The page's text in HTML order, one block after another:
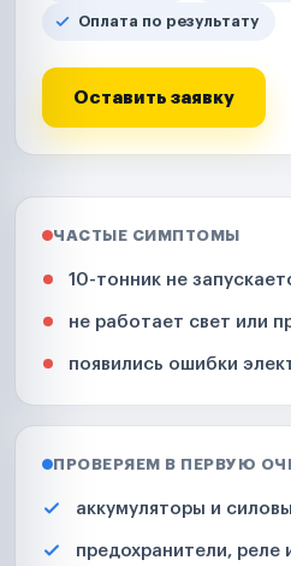
Оплата по результату
Оставить заявку
ЧАСТЫЕ СИМПТОМЫ
10-тонник не
не работает свет или
появились ошибки
ПРОВЕРЯЕМ В ПЕРВУЮ
аккумуляторы и
предохранители, реле